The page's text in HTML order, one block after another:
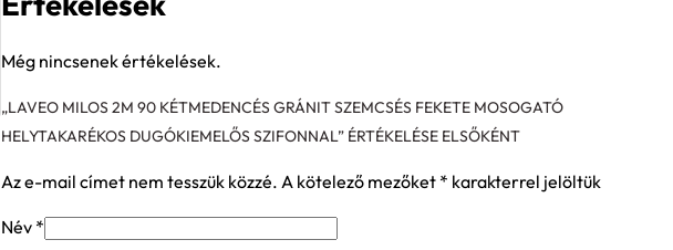
Még nincsenek értékelések.
„LAVEO MILOS 2M 90 KÉTMEDENCÉS GRÁNIT SZEMCSÉS FEKETE MOSOGATÓ
HELYTAKARÉKOS DUGÓKIEMELŐS SZIFONNAL” ÉRTÉKELÉSE ELSŐKÉNT
Az e-mail címet nem tesszük közzé. A kötelező mezőket * karakterrel jelöltük
Név *